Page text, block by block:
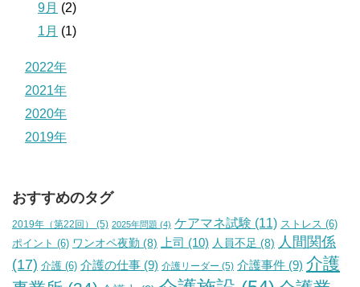
9月 (2)
1月 (1)
2022年
2021年
2020年
2019年
おすすめのタグ
2019年（第22回） (5) 2025年問題 (4) ケアマネ試験 (11) ストレス (6)
ポイント (6) ワンオペ夜勤 (8) 上司 (10) 人員不足 (8) 人間関係
(17) 介護 (6) 介護の仕事 (9) 介護リーダー (5) 介護事件 (9) 介護